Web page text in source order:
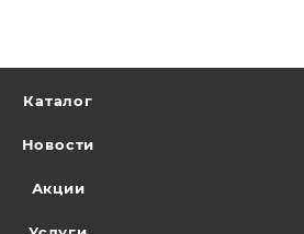
Каталог
Новости
Акции